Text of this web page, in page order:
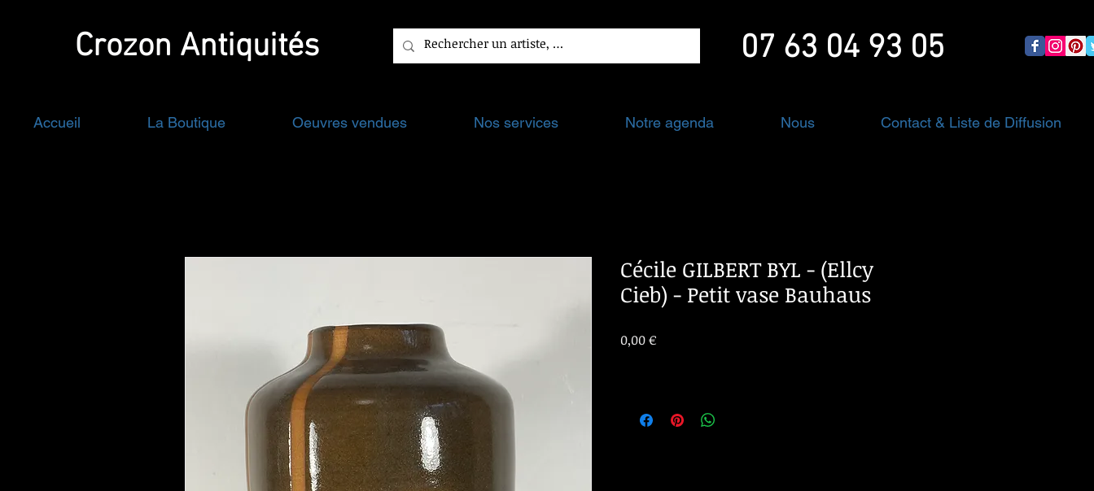
Crozon Antiquités 07 63 04 93 05
Accueil La Boutique Oeuvres vendues Nos services Notre agenda Nous Contact & Liste de Diffusion
Cécile GILBERT BYL - (Ellcy
Cieb) - Petit vase Bauhaus
0,00 €Prix